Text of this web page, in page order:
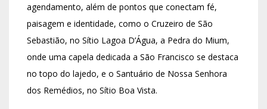
agendamento, além de pontos que conectam fé,
paisagem e identidade, como o Cruzeiro de São
Sebastião, no Sítio Lagoa D’Água, a Pedra do Mium,
onde uma capela dedicada a São Francisco se destaca
no topo do lajedo, e o Santuário de Nossa Senhora
dos Remédios, no Sítio Boa Vista.